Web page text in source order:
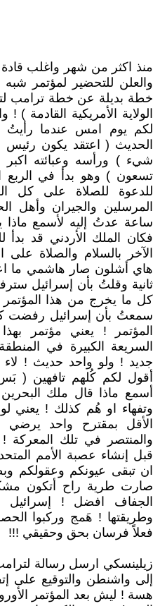
منذ اكثر من شهر واغلب
والعلن للتحضير لمؤتمر
خطة بديلة عن خطة ترامب
الولاية الأمريكية القادمة
لكم يوم امس عندما رأيتُ
الحديث ( اعتقد يكون رئيس
شيء ) ورأسه وعبائته اكبر
تسعون ) وهو بدأ في الربع
للدعوة للصلاة على كل
المرسلين والجيران وأهل
ساعة عدتُ إليه لأسمع ماذا
فكان الملك الأردني قد بدأ
الآخر بالسلام والصلاة
هاي أشلون صار هاشمي ما
ثانية وقلتُ بأن إسرائيل
كل ما يخرج من هذا المؤتمر
سمعتُ بأن إسرائيل رفضت
المؤتمر ! يعني مؤتمر
السريعة الكبيرة في
جديد ! ولو واحد حديث !
أقول لكم كُلهم تافهين (
أسمع ماذا قال ملك
وتفهاء او هُم كذلك ! يعني
الأقل بمقترح واحد
والمنتصر في تلك المعركة
قبل إنشاء عصبة الأمم
ان تبقى عيونكم وعقولكم
صارت طرية راح أتكون
الجفاف افضل ! إسرائيل
وطريقتها ! هَمج وركبوا
فعلاً فرسان بحق وحقيقي !!!
زيلينسكي ارسل رسالة
إلى واشنطن والتوقيع على
هسة ! ليش بعد المؤتمر